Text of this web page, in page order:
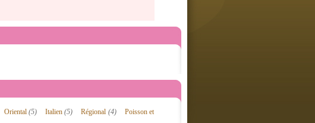
Oriental(5) Italien(5) Régional (4)
Poisson et